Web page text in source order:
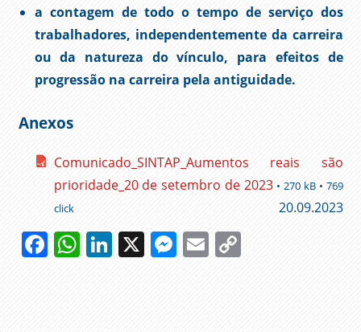
a contagem de todo o tempo de serviço dos
trabalhadores, independentemente da carreira
ou da natureza do vínculo, para efeitos de
progressão na carreira pela antiguidade.
Anexos
Comunicado_SINTAP_Aumentos reais são
prioridade_20 de setembro de 2023 • 270 kB • 769
click
20.09.2023
Facebook
WhatsApp
LinkedIn
X Messenger
EmailCopy